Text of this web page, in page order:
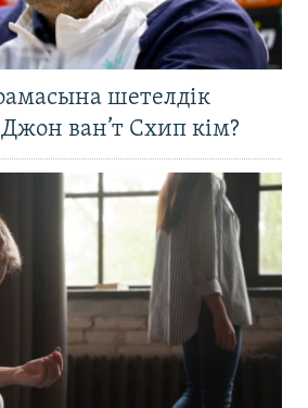
шетелдік
ван’т Схип кім?